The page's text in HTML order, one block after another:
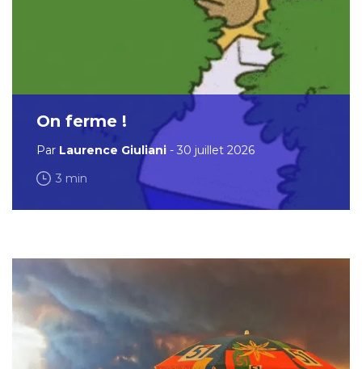
On ferme !
Par Laurence Giuliani - 30 juillet 2026
3 min